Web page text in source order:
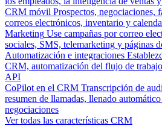
CRM móvil Prospectos, negociaciones,
correos electrónicos, inventario y
Marketing Use campañas por correo
sociales, SMS, telemarketing y páginas
Automatización e integraciones
CRM, automatización del flujo de
API
CoPilot en el CRM Transcripción de
resumen de llamadas, llenado
negociaciones
Ver todas las características CRM